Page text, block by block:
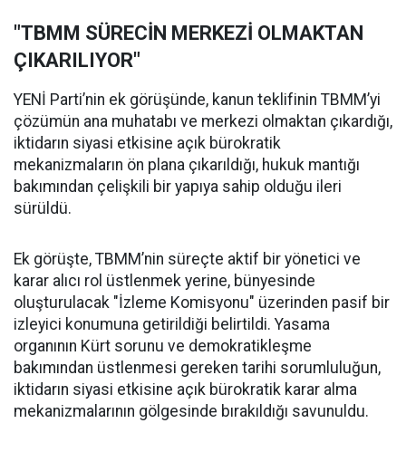
"TBMM SÜRECİN MERKEZİ OLMAKTAN
ÇIKARILIYOR"
YENİ Parti’nin ek görüşünde, kanun teklifinin TBMM’yi
çözümün ana muhatabı ve merkezi olmaktan çıkardığı,
iktidarın siyasi etkisine açık bürokratik
mekanizmaların ön plana çıkarıldığı, hukuk mantığı
bakımından çelişkili bir yapıya sahip olduğu ileri
sürüldü.
Ek görüşte, TBMM’nin süreçte aktif bir yönetici ve
karar alıcı rol üstlenmek yerine, bünyesinde
oluşturulacak "İzleme Komisyonu" üzerinden pasif bir
izleyici konumuna getirildiği belirtildi. Yasama
organının Kürt sorunu ve demokratikleşme
bakımından üstlenmesi gereken tarihi sorumluluğun,
iktidarın siyasi etkisine açık bürokratik karar alma
mekanizmalarının gölgesinde bırakıldığı savunuldu.